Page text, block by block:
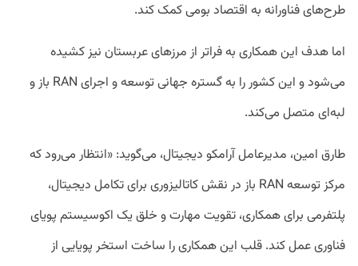
طرح‌های فناورانه به اقتصاد بومی کمک کند.
اما هدف این همکاری به فراتر از مرزهای عربستان نیز کشیده
می‌شود و این کشور را به گستره جهانی توسعه و اجرای RAN باز و
لبه‌ای متصل می‌کند.
طارق امین، مدیرعامل آرامکو دیجیتال، می‌گوید: «انتظار می‌رود که
مرکز توسعه RAN باز در نقش کاتالیزوری برای تکامل دیجیتال،
پلتفرمی برای همکاری، تقویت مهارت و خلق یک اکوسیستم پویای
فناوری عمل کند. قلب این همکاری را ساخت استخر پویایی از